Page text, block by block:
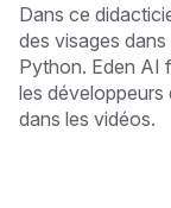
Dans ce
des visages
Python. Eden AI
les développeurs
dans les vidéos.